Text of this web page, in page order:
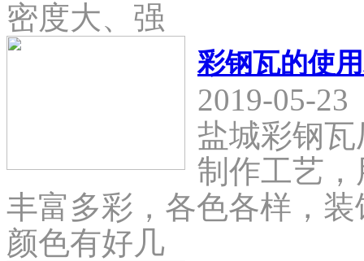
密度大、强
彩钢瓦的使
2019-05-23
盐城彩钢
制作工艺
丰富多彩，各色各样，
颜色有好几